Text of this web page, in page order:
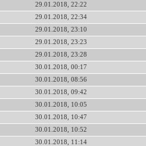
29.01.2018, 22:22
29.01.2018, 22:34
29.01.2018, 23:10
29.01.2018, 23:23
29.01.2018, 23:28
30.01.2018, 00:17
30.01.2018, 08:56
30.01.2018, 09:42
30.01.2018, 10:05
30.01.2018, 10:47
30.01.2018, 10:52
30.01.2018, 11:14